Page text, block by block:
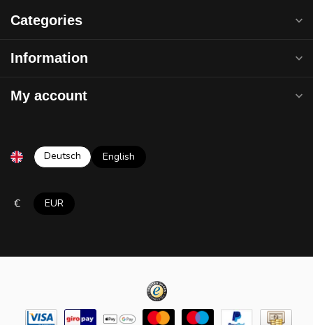
Categories
Information
My account
Deutsch English
€ EUR